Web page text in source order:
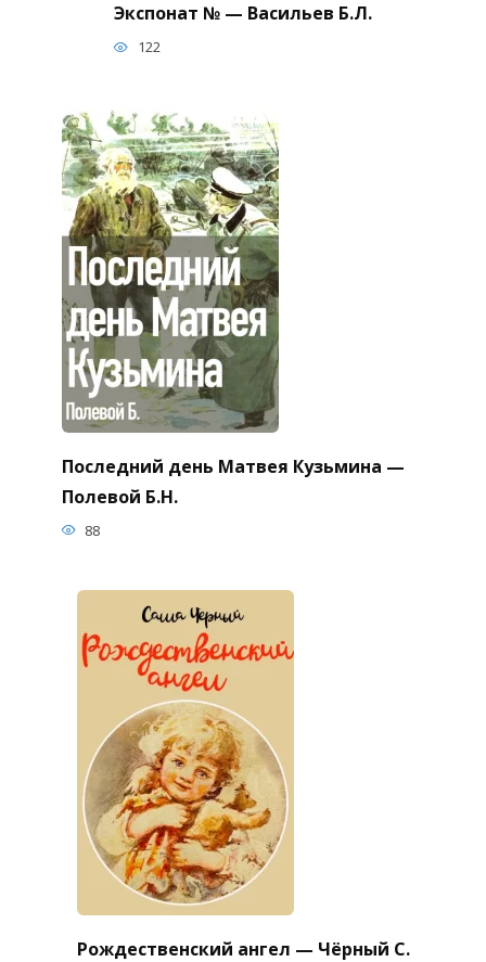
Экспонат № — Васильев Б.Л.
122
Последний день Матвея Кузьмина —
Полевой Б.Н.
88
Рождественский ангел — Чёрный С.